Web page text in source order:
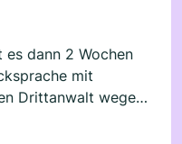
dann 2 Wochen
mit
Drittanwalt wegen